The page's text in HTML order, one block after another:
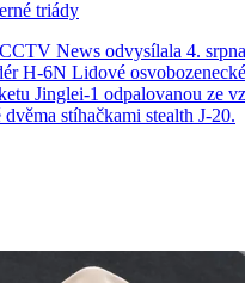
triády
News odvysílala 4.
H-6N Lidové
Jinglei-1 odpalovanou ze
stíhačkami stealth J-20.